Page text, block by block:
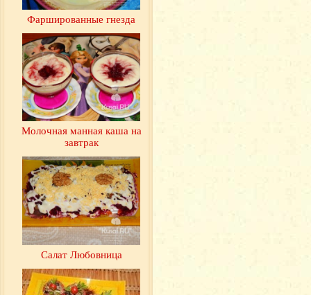
Фаршированные гнезда
Молочная манная каша на
завтрак
Салат Любовница